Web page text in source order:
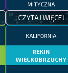
MITYCZNA
CZYTAJ WIĘCEJ
KALIFORNIA
REKIN
WIELKOBRZUCHY